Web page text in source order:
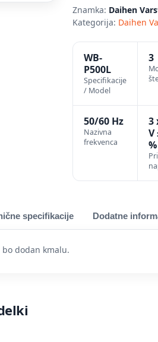
Znamka: Daihen
Kategorija: Daihen
WB-
P500L
Specifikacije
/ Model
3
50/60 Hz
Nazivna
frekvenca
3
V
%
specifikacije Dodatne
bo dodan kmalu.